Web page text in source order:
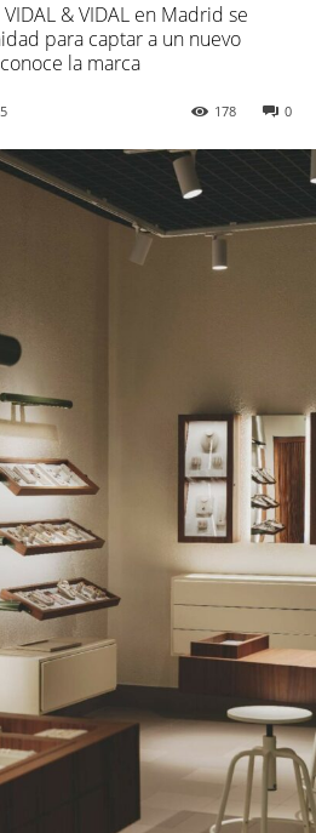
& VIDAL en Madrid se
para captar a un nuevo
la marca
0
178